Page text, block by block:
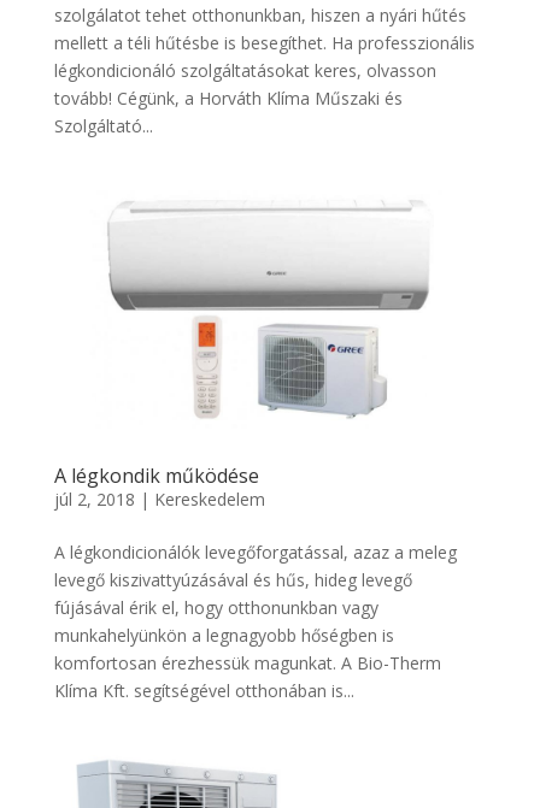
szolgálatot tehet otthonunkban, hiszen a nyári hűtés
mellett a téli hűtésbe is besegíthet. Ha professzionális
légkondicionáló szolgáltatásokat keres, olvasson
tovább! Cégünk, a Horváth Klíma Műszaki és
Szolgáltató...
A légkondik működése
júl 2, 2018 | Kereskedelem
A légkondicionálók levegőforgatással, azaz a meleg
levegő kiszivattyúzásával és hűs, hideg levegő
fújásával érik el, hogy otthonunkban vagy
munkahelyünkön a legnagyobb hőségben is
komfortosan érezhessük magunkat. A Bio-Therm
Klíma Kft. segítségével otthonában is...